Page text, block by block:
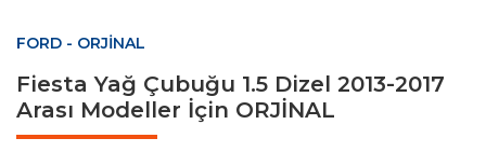
FORD - ORJİNAL
Fiesta Yağ Çubuğu 1.5 Dizel 2013-2017
Arası Modeller İçin ORJİNAL